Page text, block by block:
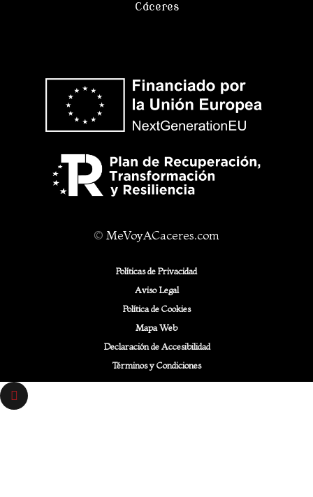
Cáceres
© MeVoyACaceres.com
Políticas de Privacidad
Aviso Legal
Política de Cookies
Mapa Web
Declaración de Accesibilidad
Términos y Condiciones